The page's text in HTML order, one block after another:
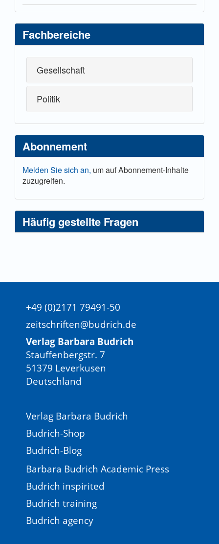
Fachbereiche
Gesellschaft
Politik
Abonnement
Melden Sie sich an, um auf Abonnement-Inhalte
zuzugreifen.
Häufig gestellte Fragen
+49 (0)2171 79491-50
zeitschriften@budrich.de
Verlag Barbara Budrich
Stauffenbergstr. 7
51379 Leverkusen
Deutschland
Verlag Barbara Budrich
Budrich-Shop
Budrich-Blog
Barbara Budrich Academic Press
Budrich inspirited
Budrich training
Budrich agency